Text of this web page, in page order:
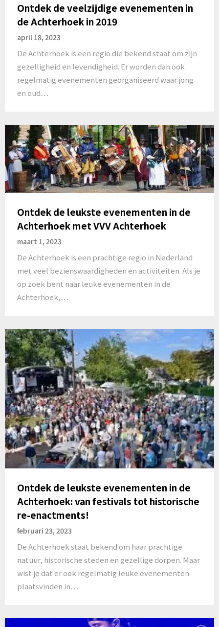
Ontdek de veelzijdige evenementen in
de Achterhoek in 2019
april 18, 2023
De Achterhoek is een regio die bekend staat om zijn
gezelligheid en levendigheid. Er worden dan ook
regelmatig evenementen georganiseerd waar jong
en oud…
Ontdek de leukste evenementen in de
Achterhoek met VVV Achterhoek
maart 1, 2023
De Achterhoek is een prachtige regio in Nederland
met veel bezienswaardigheden en activiteiten. Als je
op zoek bent naar leuke evenementen in de
Achterhoek,…
Ontdek de leukste evenementen in de
Achterhoek: van festivals tot historische
re-enactments!
februari 23, 2023
De Achterhoek staat bekend om haar prachtige
natuur, historische steden en gezellige dorpen. Maar
wist je dat er ook regelmatig leuke evenementen
plaatsvinden in…